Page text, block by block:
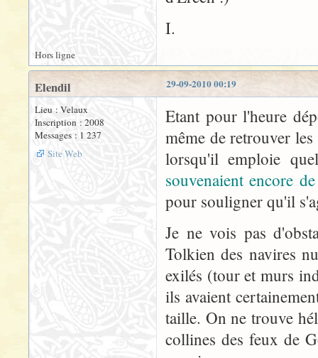
I.
Hors ligne
29-09-2010 00:19
Elendil
Lieu : Velaux
Inscription : 2008
Messages : 1 237
Site Web
Etant pour l'heure
même de retrouver
lorsqu'il emploie
souvenaient encore
pour souligner qu'il
Je ne vois pas
Tolkien des navires
exilés (tour et murs
ils avaient
taille. On ne trouve
collines des feux de